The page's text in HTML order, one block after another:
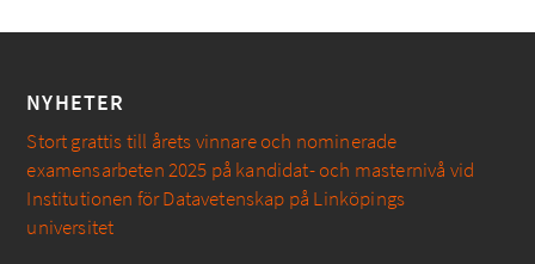
NYHETER
Stort grattis till årets vinnare och nominerade
examensarbeten 2025 på kandidat- och masternivå vid
Institutionen för Datavetenskap på Linköpings
universitet